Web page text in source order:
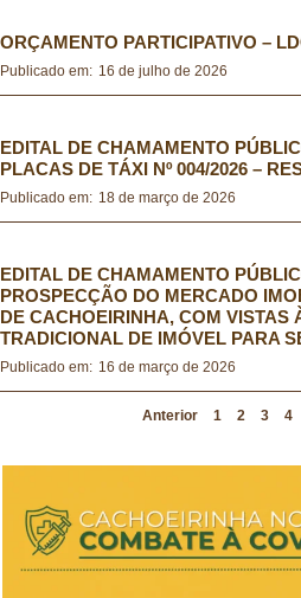
Seleção Simplificada Educação
Seleção Simplificada Educação
ORÇAMENTO PARTICIPATIVO –
Publicado em: 16 de julho de 2026
EDITAL DE CHAMAMENTO
PLACAS DE TÁXI Nº 004/2026 –
Publicado em: 18 de março de 2026
EDITAL DE CHAMAMENTO
PROSPECÇÃO DO MERCADO
DE CACHOEIRINHA, COM VISTAS
TRADICIONAL DE IMÓVEL PARA
Publicado em: 16 de março de 2026
Anterior 1 2 3 4